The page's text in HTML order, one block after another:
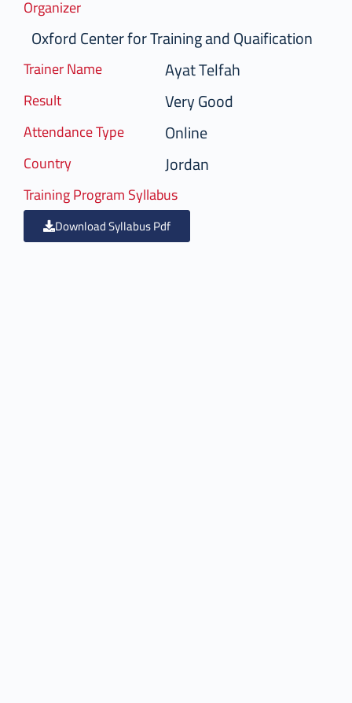
Organizer
Oxford Center for Training and Quaification
Trainer Name Ayat Telfah
Result Very Good
Attendance Type Online
Country Jordan
Training Program Syllabus
Download Syllabus Pdf